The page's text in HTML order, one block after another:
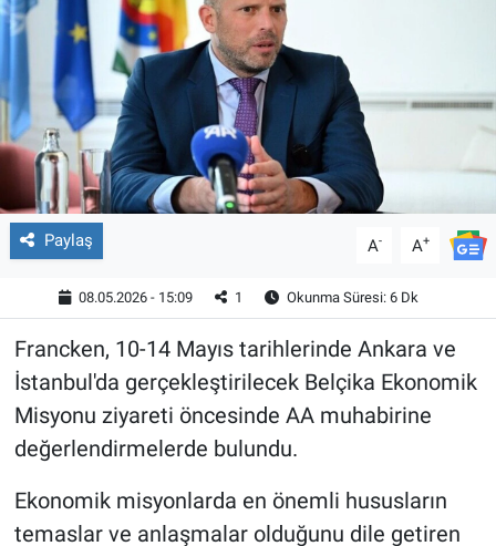
Paylaş A- A+
08.05.2026 - 15:09 1 Okunma Süresi: 6 Dk
Francken, 10-14 Mayıs tarihlerinde Ankara ve
İstanbul'da gerçekleştirilecek Belçika Ekonomik
Misyonu ziyareti öncesinde AA muhabirine
değerlendirmelerde bulundu.
Ekonomik misyonlarda en önemli hususların
temaslar ve anlaşmalar olduğunu dile getiren